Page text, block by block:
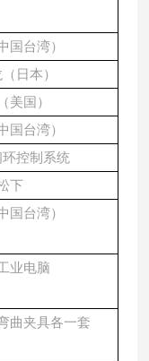
国台湾）
日本）
美国）
国台湾）
控制系统
下
国台湾）
业电脑
曲夹具各一套